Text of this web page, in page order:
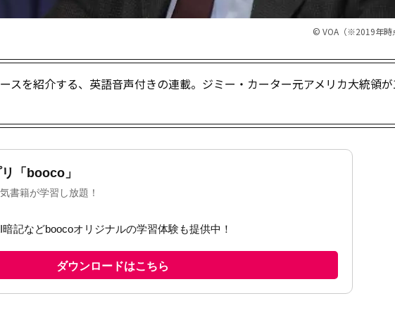
© VOA（※2019年時
スを紹介する、英語音声付きの連載。ジミー・カーター元アメリカ大統領